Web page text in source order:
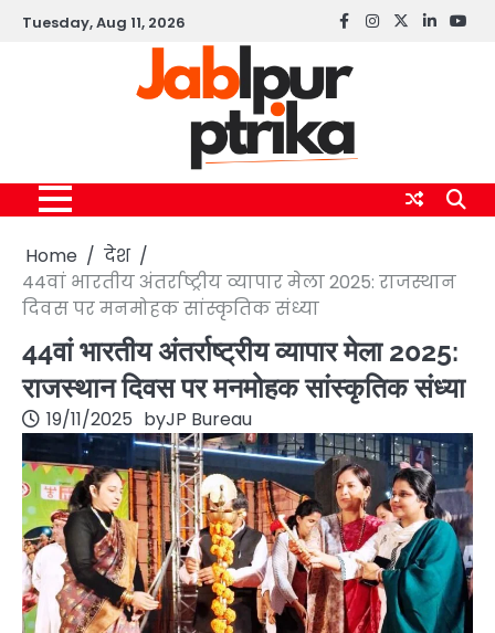
SkipTuesday, Aug 11, 2026 Facebook
instagram
twitterlinkedin
Home
देश
44वां भारतीय अंतर्राष्ट्रीय व्यापार मेला 2025: राजस्थान
दिवस पर मनमोहक सांस्कृतिक संध्या
44वां भारतीय अंतर्राष्ट्रीय व्यापार मेला 2025:
राजस्थान दिवस पर मनमोहक सांस्कृतिक संध्या
19/11/2025 byJP Bureau